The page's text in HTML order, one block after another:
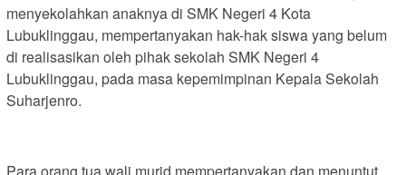
menyekolahkan anaknya di SMK Negeri 4 Kota
Lubuklinggau, mempertanyakan hak-hak siswa yang belum
di realisasikan oleh pihak sekolah SMK Negeri 4
Lubuklinggau, pada masa kepemimpinan Kepala Sekolah
Suharjenro.
Para orang tua wali murid mempertanyakan dan menuntut